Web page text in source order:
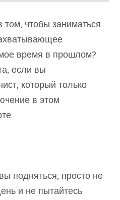
чтобы заниматься
время в прошлом?
если вы
который только
в этом
подняться, просто не
и не пытайтесь